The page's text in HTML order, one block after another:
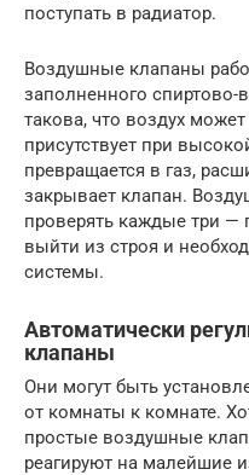
поступать в радиатор.
Воздушные клапаны
заполненного спиртово-
такова, что воздух
присутствует при
превращается в газ,
закрывает клапан.
проверять каждые три —
выйти из строя и
системы.
Автоматически
клапаны
Они могут быть
от комнаты к комнате.
простые воздушные
реагируют на малейшие